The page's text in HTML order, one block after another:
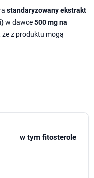
standaryzowany ekstrakt
w dawce500 mg na
że z produktu mogą
w tym fitosterole